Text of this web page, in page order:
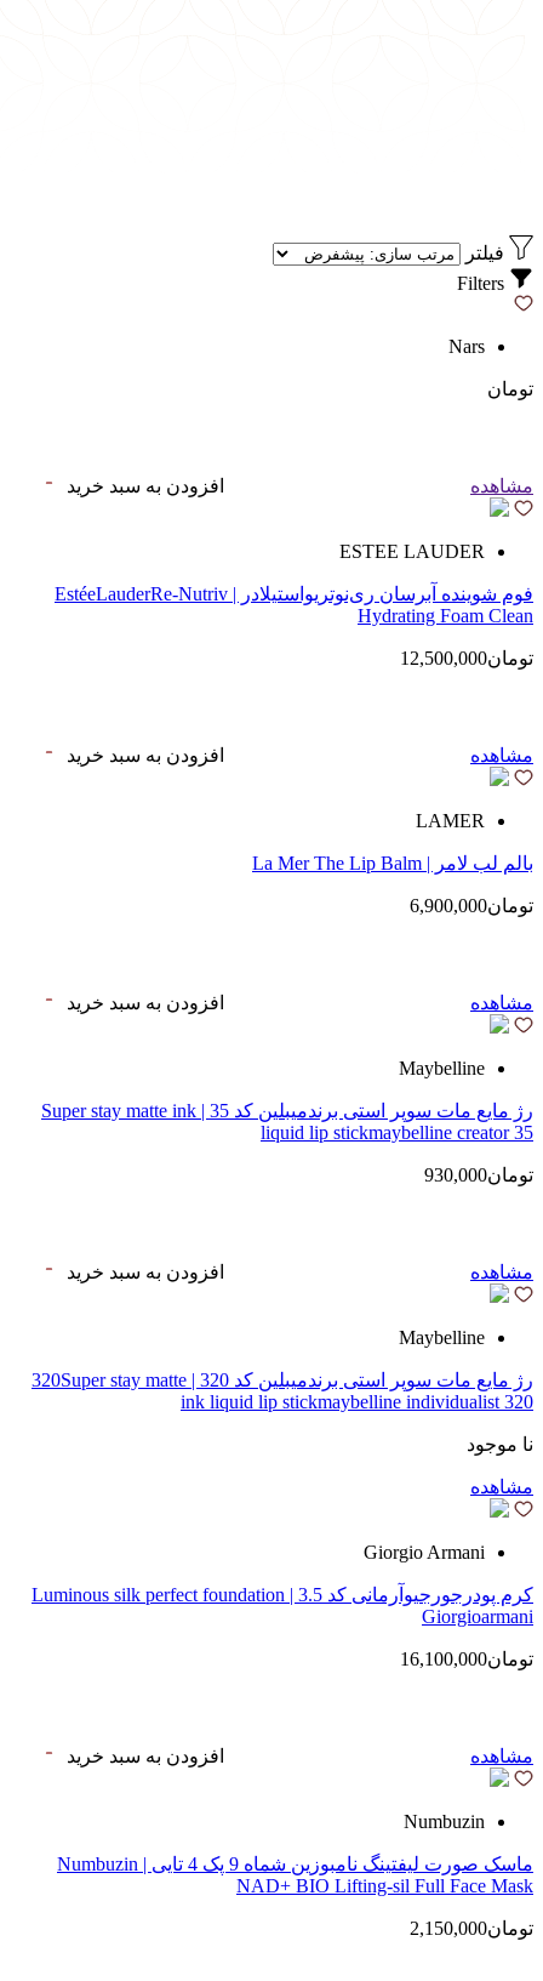
فیلتر
Nars
تومان
مشاهده افزودن به سبد خرید
ESTEE LAUDER
فوم شوینده آبرسان ری‌نوتریواستیلادر | EstéeLauderRe-Nutriv
Hydrating Foam Clean
تومان12,500,000
مشاهده افزودن به سبد خرید
LAMER
بالم لب لامر | La Mer The Lip Balm
تومان6,900,000
مشاهده افزودن به سبد خرید
Maybelline
رژ مایع مات سوپر استی‌ برندمیبلین کد 35 | Super stay matte ink
liquid lip stickmaybelline creator 35
تومان930,000
مشاهده افزودن به سبد خرید
Maybelline
رژ مایع مات سوپر استی‌ برندمیبلین کد 320 | 320Super stay matte
ink liquid lip stickmaybelline individualist 320
نا موجود
مشاهده
Giorgio Armani
کرم پودرجورجیوآرمانی کد 3.5 | Luminous silk perfect foundation
Giorgioarmani
تومان16,100,000
مشاهده افزودن به سبد خرید
Numbuzin
ماسک صورت لیفتینگ نامبوزین شماه 9 پک 4 تایی | Numbuzin
NAD+ BIO Lifting-sil Full Face Mask
تومان2,150,000